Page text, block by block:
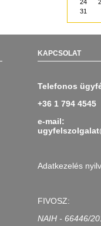
24
31
KAPCSOLAT
Telefonos
+36 1 794 4545
e-mail:
Adatkezelés
FIVOSZ:
NAIH - 66446/